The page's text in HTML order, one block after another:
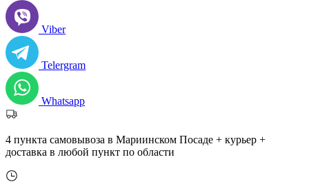
Viber
Telergram
Whatsapp
4 пункта самовывоза в Мариинском Посаде + курьер +
доставка в любой пункт по области